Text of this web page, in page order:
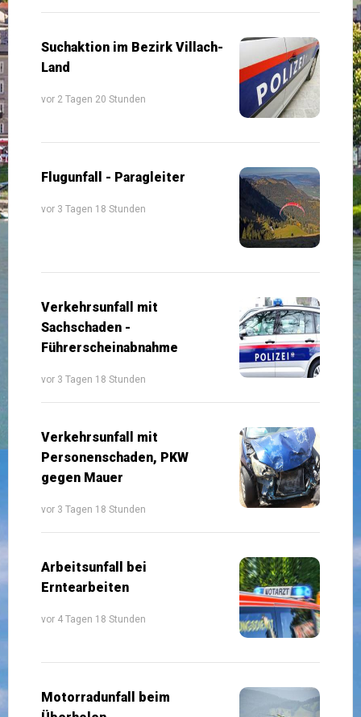
Suchaktion im Bezirk Villach-
Land
vor 2 Tagen 20 Stunden
Flugunfall - Paragleiter
vor 3 Tagen 18 Stunden
Verkehrsunfall mit
Sachschaden -
Führerscheinabnahme
vor 3 Tagen 18 Stunden
Verkehrsunfall mit
Personenschaden, PKW
gegen Mauer
vor 3 Tagen 18 Stunden
Arbeitsunfall bei
Erntearbeiten
vor 4 Tagen 18 Stunden
Motorradunfall beim